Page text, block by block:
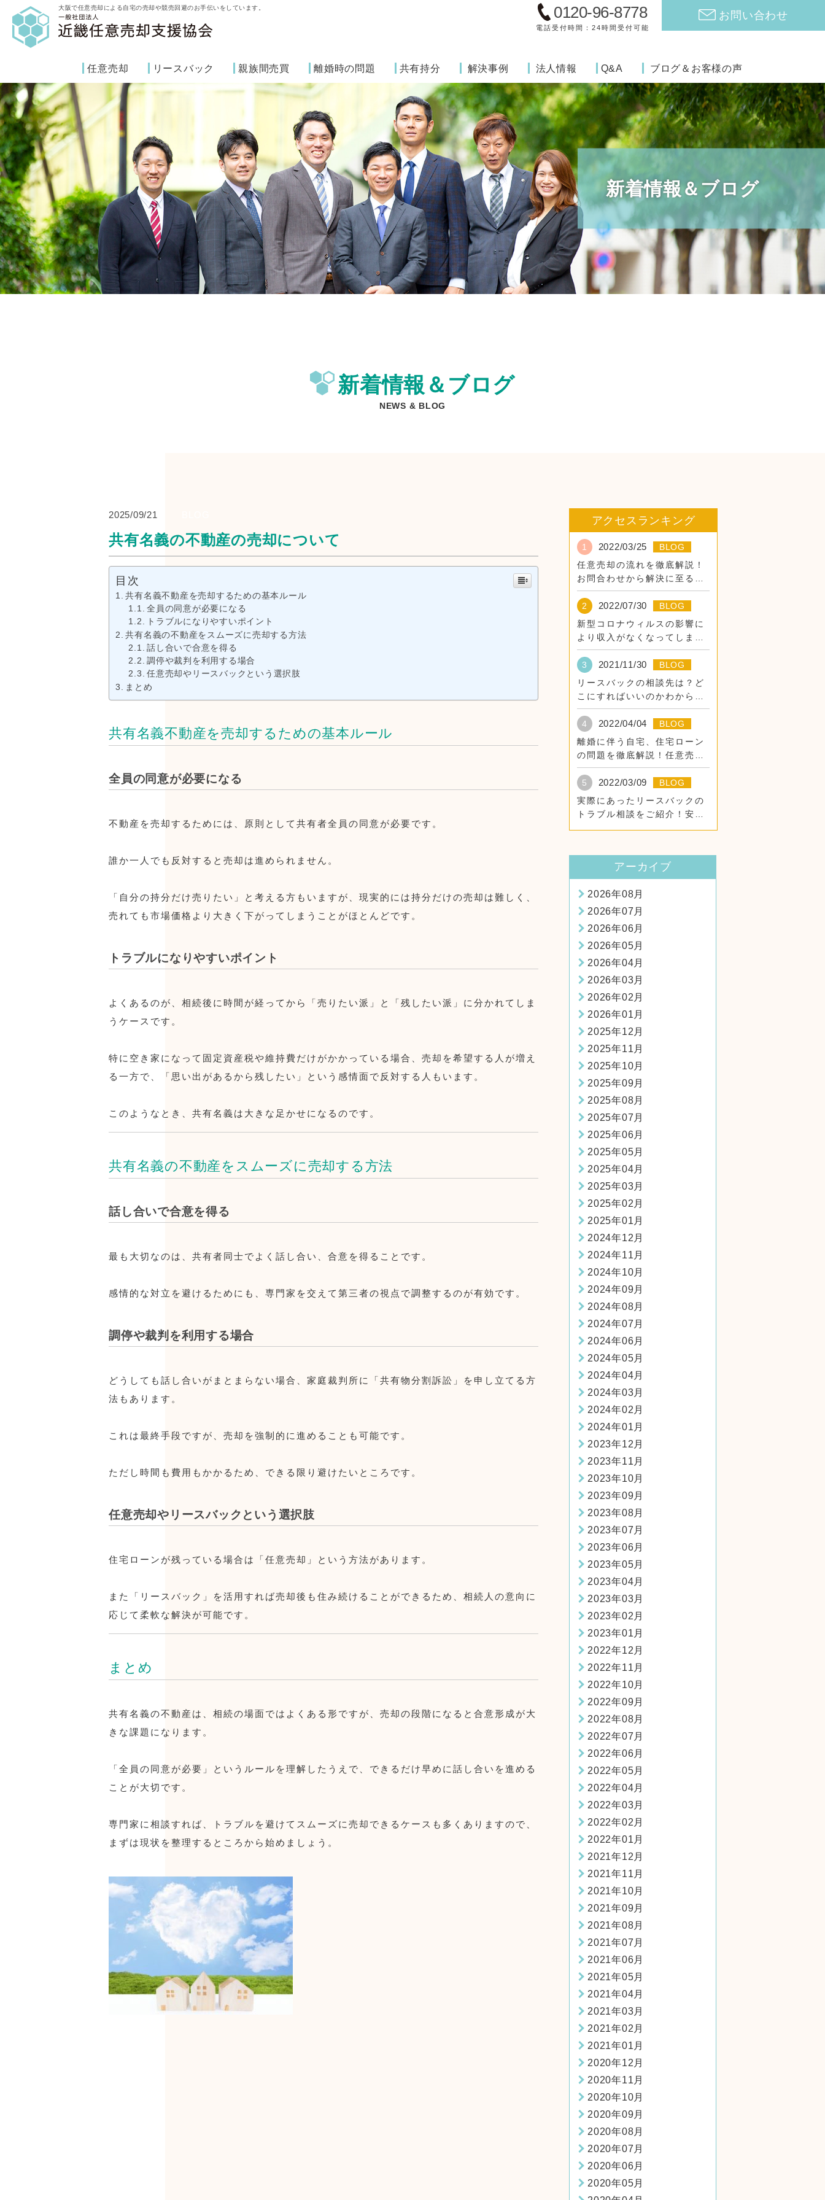
大阪で任意売却による自宅の売却や競売回避のお手伝いをしています。 0120-96-8778
電話受付時間：24時間受付可能
お問い合わせ
任意売却 リースバック 親族間売買 離婚時の問題 共有持分 解決事例 法人情報 Q&A ブログ＆お客様の声
新着情報＆ブログ
新着情報＆ブログ
NEWS & BLOG
2025/09/21
共有名義の不動産の売却について
目次
共有名義不動産を売却するための基本ルール
全員の同意が必要になる
トラブルになりやすいポイント
共有名義の不動産をスムーズに売却する方法
話し合いで合意を得る
調停や裁判を利用する場合
任意売却やリースバックという選択肢
まとめ
共有名義不動産を売却するための基本ルール
全員の同意が必要になる
不動産を売却するためには、原則として共有者全員の同意が必要です。
誰か一人でも反対すると売却は進められません。
「自分の持分だけ売りたい」と考える方もいますが、現実的には持分だけの売却は難しく、
売れても市場価格より大きく下がってしまうことがほとんどです。
トラブルになりやすいポイント
よくあるのが、相続後に時間が経ってから「売りたい派」と「残したい派」に分かれてしま
うケースです。
特に空き家になって固定資産税や維持費だけがかかっている場合、売却を希望する人が増え
る一方で、「思い出があるから残したい」という感情面で反対する人もいます。
このようなとき、共有名義は大きな足かせになるのです。
共有名義の不動産をスムーズに売却する方法
話し合いで合意を得る
最も大切なのは、共有者同士でよく話し合い、合意を得ることです。
感情的な対立を避けるためにも、専門家を交えて第三者の視点で調整するのが有効です。
調停や裁判を利用する場合
どうしても話し合いがまとまらない場合、家庭裁判所に「共有物分割訴訟」を申し立てる方
法もあります。
これは最終手段ですが、売却を強制的に進めることも可能です。
ただし時間も費用もかかるため、できる限り避けたいところです。
任意売却やリースバックという選択肢
住宅ローンが残っている場合は「任意売却」という方法があります。
また「リースバック」を活用すれば売却後も住み続けることができるため、相続人の意向に
応じて柔軟な解決が可能です。
まとめ
共有名義の不動産は、相続の場面ではよくある形ですが、売却の段階になると合意形成が大
きな課題になります。
「全員の同意が必要」というルールを理解したうえで、できるだけ早めに話し合いを進める
ことが大切です。
専門家に相談すれば、トラブルを避けてスムーズに売却できるケースも多くありますので、
まずは現状を整理するところから始めましょう。
アクセスランキング
1 2022/03/25
BLOG
任意売却の流れを徹底解説！
お問合わせから解決に至るま
での道のり
2
2022/07/30
BLOG
新型コロナウィルスの影響に
より収入がなくなってしまっ
た。
3
2021/11/30
BLOG
リースバックの相談先は？ど
こにすればいいのかわからな
い。
4
2022/04/04
BLOG
離婚に伴う自宅、住宅ローン
の問題を徹底解説！任意売
却・リースバックでそのまま
住み続けるために。
5 2022/03/09
BLOG
実際にあったリースバックの
トラブル相談をご紹介！安全
にリースバックを成功させる
アーカイブ
2026年08月
2026年07月
2026年06月
2026年05月
2026年04月
2026年03月
2026年02月
2026年01月
2025年12月
2025年11月
2025年10月
2025年09月
2025年08月
2025年07月
2025年06月
2025年05月
2025年04月
2025年03月
2025年02月
2025年01月
2024年12月
2024年11月
2024年10月
2024年09月
2024年08月
2024年07月
2024年06月
2024年05月
2024年04月
2024年03月
2024年02月
2024年01月
2023年12月
2023年11月
2023年10月
2023年09月
2023年08月
2023年07月
2023年06月
2023年05月
2023年04月
2023年03月
2023年02月
2023年01月
2022年12月
2022年11月
2022年10月
2022年09月
2022年08月
2022年07月
2022年06月
2022年05月
2022年04月
2022年03月
2022年02月
2022年01月
2021年12月
2021年11月
2021年10月
2021年09月
2021年08月
2021年07月
2021年06月
2021年05月
2021年04月
2021年03月
2021年02月
2021年01月
2020年12月
2020年11月
2020年10月
2020年09月
2020年08月
2020年07月
2020年06月
2020年05月